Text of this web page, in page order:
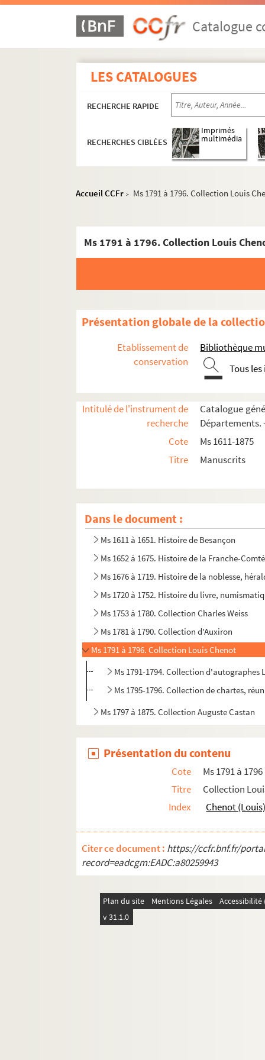
Catalogue
LES CATALOGUES
RECHERCHE RAPIDE
RECHERCHES CIBLÉES
Imprimés
multimédia
Accueil CCFr > Ms 1791 à 1796. Collection Louis
Ms 1791 à 1796. Collection Louis
Présentation globale de la
Etablissement de
conservation
Bibliothèque
Tous
Intitulé de l'instrument de
recherche
Catalogue
Départements.
Cote
Ms 1611-1875
Titre
Manuscrits
Dans le document :
Ms 1611 à 1651. Histoire de Besançon
Ms 1652 à 1675. Histoire de la Franche-Comté
Ms 1676 à 1719. Histoire de la noblesse,
Ms 1720 à 1752. Histoire du livre,
Ms 1753 à 1780. Collection Charles Weiss
Ms 1781 à 1790. Collection d'Auxiron
Ms 1791 à 1796. Collection Louis Chenot
Ms 1791-1794. Collection d'autographes
Ms 1795-1796. Collection de chartes,
Ms 1797 à 1875. Collection Auguste Castan
Présentation du contenu
Cote
Ms 1791 à 1796
Titre
Collection
Index
Chenot
Citer ce document : https://ccfr.bnf.fr/
record=eadcgm:EADC:a80259943
Plan du site Mentions Légales
v 31.1.0